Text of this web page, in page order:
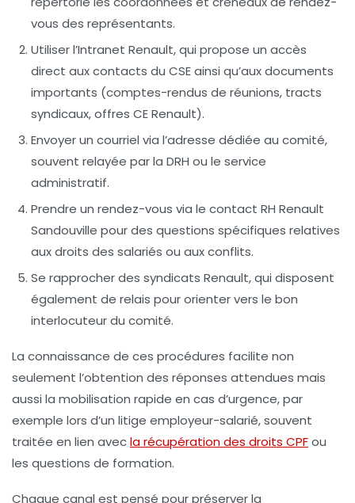
vous des représentants.
Utiliser l’Intranet Renault, qui propose un accès
direct aux contacts du CSE ainsi qu’aux documents
importants (comptes-rendus de réunions, tracts
syndicaux, offres CE Renault).
Envoyer un courriel via l’adresse dédiée au comité,
souvent relayée par la DRH ou le service
administratif.
Prendre un rendez-vous via le contact RH Renault
Sandouville pour des questions spécifiques relatives
aux droits des salariés ou aux conflits.
Se rapprocher des syndicats Renault, qui disposent
également de relais pour orienter vers le bon
interlocuteur du comité.
La connaissance de ces procédures facilite non
seulement l’obtention des réponses attendues mais
aussi la mobilisation rapide en cas d’urgence, par
exemple lors d’un litige employeur-salarié, souvent
traitée en lien avecla récupération des droits CPFou
les questions de formation.
Chaque canal est pensé pour préserver la